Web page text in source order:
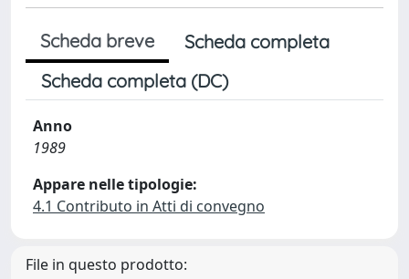
Scheda breve
Scheda completa
Scheda completa (DC)
Anno
1989
Appare nelle tipologie:
4.1 Contributo in Atti di convegno
File in questo prodotto: